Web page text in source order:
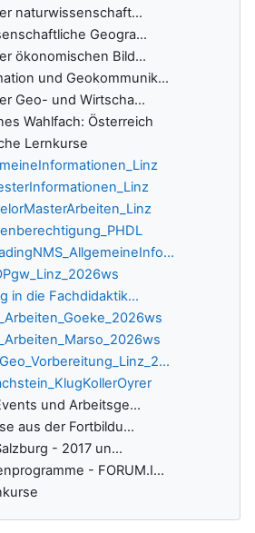
naturwissenschaft...
Geogra...
ökonomischen Bild...
und Geokommunik...
Geo- und Wirtscha...
Wahlfach: Österreich
Lernkurse
in die Fachdidaktik...
und Arbeitsge...
aus der Fortbildu...
- 2017 un...
- FORUM.I...